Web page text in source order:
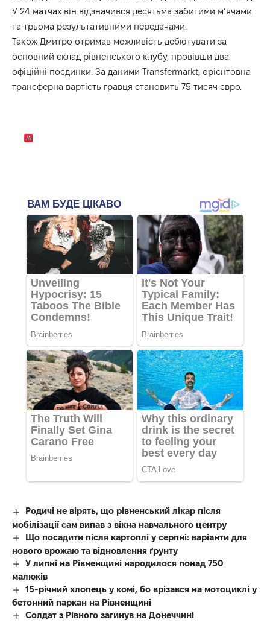
У 24 матчах він відзначився десятьма забитими м’ячами
та трьома результативними передачами.
Також Дмитро отримав можливість дебютувати за
основний склад рівненського клубу, провівши два
офіційні поєдинки. За даними Transfermarkt, орієнтовна
трансферна вартість гравця становить 75 тисяч євро.
Родичі не вірять, що рівненський лікар після
мобілізації сам випав з вікна навчального центру
Що посадити після картоплі у серпні: варіанти для
нового врожаю та відновлення ґрунту
У липні на Рівненщині народилося понад 750
малюків
15-річний хлопець у комі, бо врізався на мотоциклі у
бетонний паркан на Рівненщині
Солдат з Рівного загинув на Донеччині